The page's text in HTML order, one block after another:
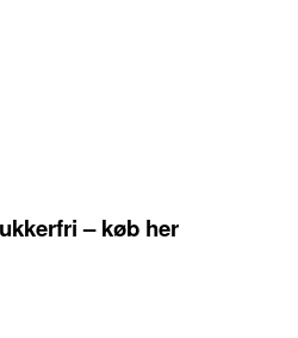
– køb her